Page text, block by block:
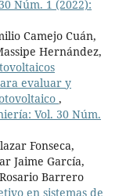
Núm. 1 (2022):
Camejo Cuán,
Hernández,
evaluar y
,
Vol. 30 Núm.
Fonseca,
Jaime García,
Barrero
en sistemas de